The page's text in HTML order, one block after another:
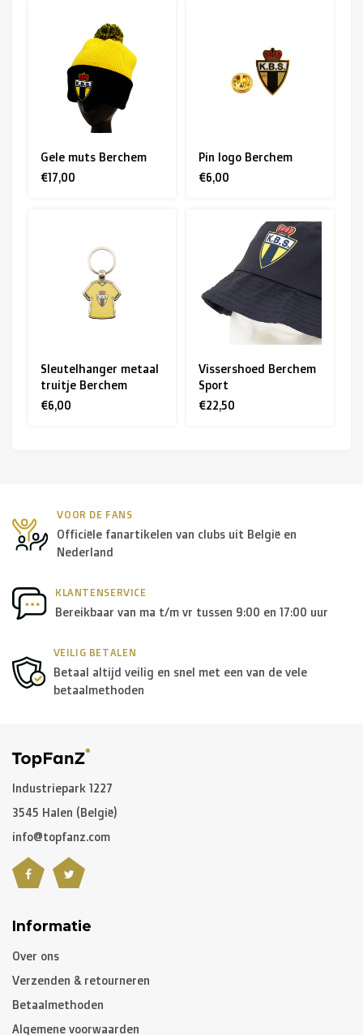
Gele muts Berchem
€17,00
Pin logo Berchem
€6,00
Sleutelhanger metaal
truitje Berchem
€6,00
Vissershoed Berchem
Sport
€22,50
VOOR DE FANS
Officiële fanartikelen van clubs uit België en
Nederland
KLANTENSERVICE
Bereikbaar van ma t/m vr tussen 9:00 en 17:00 uur
VEILIG BETALEN
Betaal altijd veilig en snel met een van de vele
betaalmethoden
Industriepark 1227
3545 Halen (België)
info@topfanz.com
Informatie
Over ons
Verzenden & retourneren
Betaalmethoden
Algemene voorwaarden